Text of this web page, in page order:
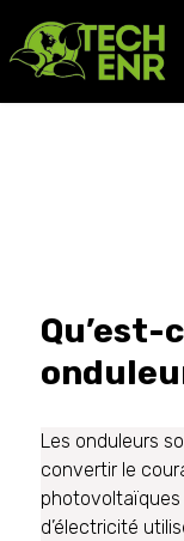
Tech ENR
Qu’est-
Les onduleurs
convertir le
d’électricité